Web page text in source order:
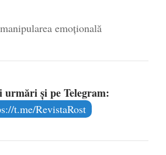
emoţională
urmări și pe Telegram:
t.me/RevistaRost